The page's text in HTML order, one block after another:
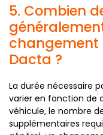
5. Combien
changement
Dacta ?
La durée nécessaire
varier en fonction de
véhicule, le nombre
supplémentaires